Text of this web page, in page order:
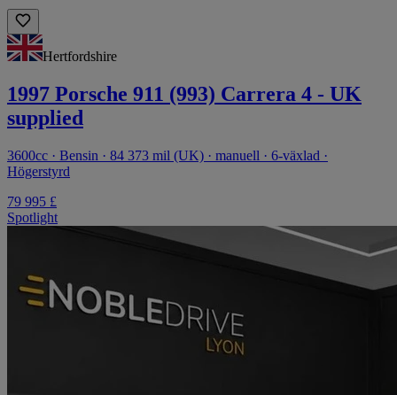
Hertfordshire
1997 Porsche 911 (993) Carrera 4 - UK
supplied
3600cc · Bensin · 84 373 mil (UK) · manuell · 6-växlad ·
Högerstyrd
79 995 £
Spotlight